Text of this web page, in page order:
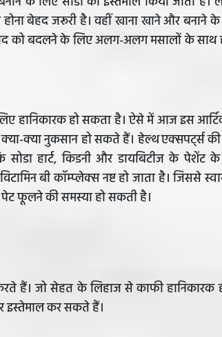
बेहद जरूरी है। वहीं खाना खाने और बनाने
को बदलने के लिए अलग-अलग मसालों के
हानिकारक हो सकता है। ऐसे में आज इस
क्या नुकसान हो सकते हैं। हेल्थ एक्सपर्ट्स की
सोडा हार्ट, किडनी और डायबिटीज के पेशेंट
बी कॉम्प्लेक्स नष्ट हो जाता है। जिससे
फूलने की समस्या हो सकती है।
हैं। जो सेहत के लिहाज से काफी हानिकारक
इस्तेमाल कर सकते हैं।